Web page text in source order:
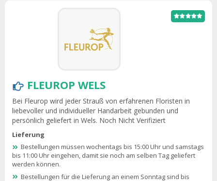
FLEUROP WELS
Bei Fleurop wird jeder Strauß von erfahrenen Floristen in
liebevoller und individueller Handarbeit gebunden und
persönlich geliefert in Wels. Noch Nicht Verifiziert
Lieferung
Bestellungen müssen wochentags bis 15:00 Uhr und samstags
bis 11:00 Uhr eingehen, damit sie noch am selben Tag geliefert
werden können.
Bestellungen für die Lieferung an einem Sonntag sind bis